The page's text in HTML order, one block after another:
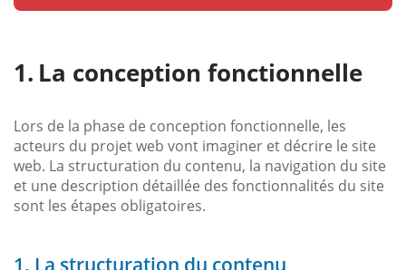
La conception fonctionnelle
Lors de la phase de conception fonctionnelle, les
acteurs du projet web vont imaginer et décrire le site
web. La structuration du contenu, la navigation du site
et une description détaillée des fonctionnalités du site
sont les étapes obligatoires.
1. La structuration du contenu